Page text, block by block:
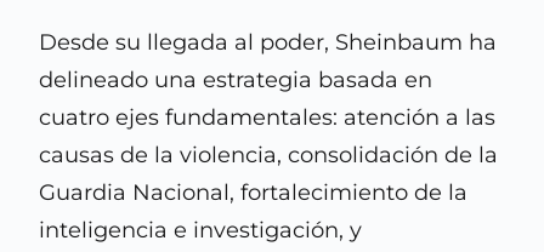
Desde su llegada al poder, Sheinbaum ha
delineado una estrategia basada en
cuatro ejes fundamentales: atención a las
causas de la violencia, consolidación de la
Guardia Nacional, fortalecimiento de la
inteligencia e investigación, y